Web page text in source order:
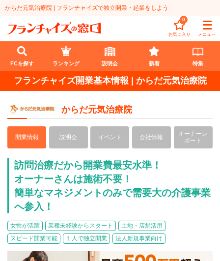
からだ元気治療院 | フランチャイズで独立開業・起業をしよう
お気に入り
0
メニュー
FCを探す
業種
代理店業
飲食・菓子業
サービス業
小売業
介護・福祉業
開業資金
101万円～300万円
301万円～500万円
1001万円以上
北海道
東北
甲信越・北陸
関東
ランキング
総合ランキング
介護
塾
説明会
イベント
お役立ち情報コラム
FCを探す ランキング 説明会 新着 特集
フランチャイズ開業基本情報 | からだ元気治療院
からだ元気治療院
開業情報 説明会 イベント 会社情報
オーナーレ
ポート
訪問治療だから開業費最安水準！
オーナーさんは施術不要！
簡単なマネジメントのみで需要大の介護事業
へ参入！
女性が活躍 業種未経験からスタート
土地・店舗活用
スピード開業可能
１人で独立開業 法人新規事業向け